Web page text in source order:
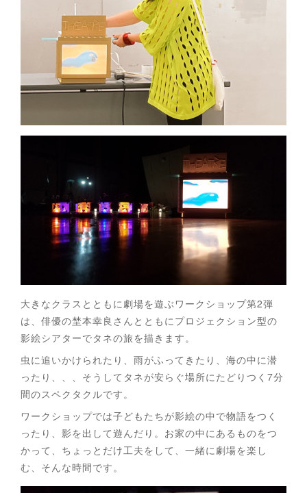
大きなクラスとともに劇場を遊ぶワークショップ第2弾
は、俳優の埜本幸良さんとともにプロジェクション型の
影絵シアターでタネの旅を描きます。
虫に追いかけられたり、雨がふってきたり、海の中に潜
ったり、、、そうしてタネが安らぐ場所にたどりつく7分
間のスペクタクルです。
ワークショップでは子どもたちが影絵の中で物語をつく
ったり、影を出して遊んだり。お家の中にあるものをつ
かって、ちょっとだけ工夫をして、一緒に劇場を楽し
む、そんな時間です。